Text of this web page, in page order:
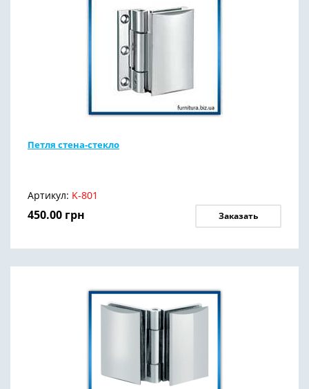
Петля стена-стекло
Артикул: K-801
450.00 грн Заказать